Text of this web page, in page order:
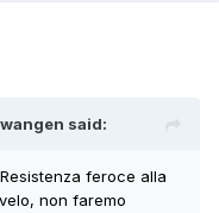
said:
feroce alla
non faremo